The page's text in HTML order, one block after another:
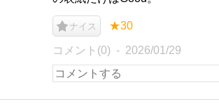
ナイス ★30
コメント(0) 2026/01/29